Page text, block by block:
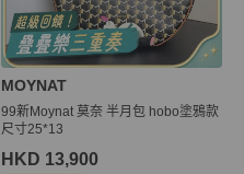
MOYNAT
99新Moynat 莫奈 半月包 hobo塗鴉款
尺寸25*13
HKD 13,900